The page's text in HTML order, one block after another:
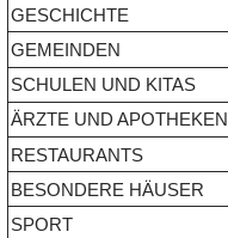
GESCHICHTE
GEMEINDEN
SCHULEN UND KITAS
ÄRZTE UND APOTHEKEN
RESTAURANTS
BESONDERE HÄUSER
SPORT